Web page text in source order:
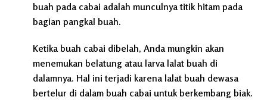
buah pada cabai adalah munculnya titik hitam pada
bagian pangkal buah.
Ketika buah cabai dibelah, Anda mungkin akan
menemukan belatung atau larva lalat buah di
dalamnya. Hal ini terjadi karena lalat buah dewasa
bertelur di dalam buah cabai untuk berkembang biak.